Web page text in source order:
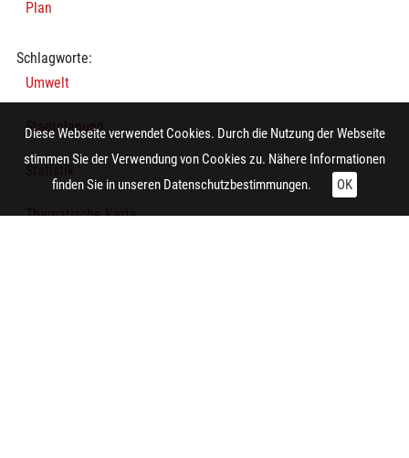
Plan
Schlagworte:
Umwelt
Stadtplanung
Thematische Karte
Diese Webseite verwendet Cookies. Durch die Nutzung der Webseite
stimmen Sie der Verwendung von Cookies zu. Nähere Informationen
finden Sie in unseren Datenschutzbestimmungen. OK